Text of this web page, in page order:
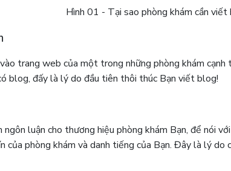
Hình 01 - Tại sao phòng khám cần viết
trang web của một trong những phòng khám cạnh
blog, đấy là lý do đầu tiên thôi thúc Bạn viết blog!
ngôn luận cho thương hiệu phòng khám Bạn, để nói
của phòng khám và danh tiếng của Bạn. Đây là lý